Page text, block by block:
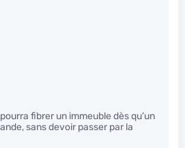
fibrer un immeuble dès qu’un
sans devoir passer par la